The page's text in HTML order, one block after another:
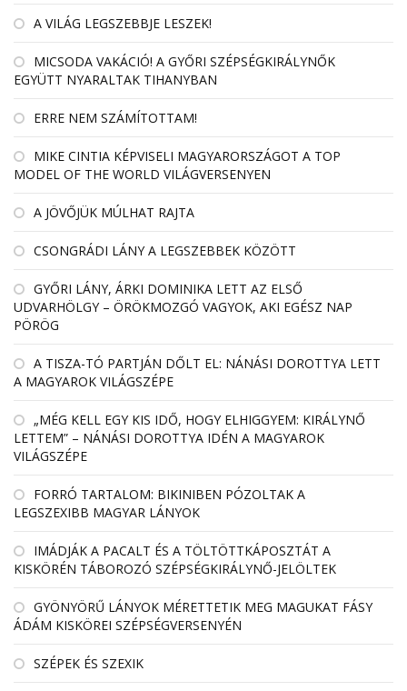
A VILÁG LEGSZEBBJE LESZEK!
MICSODA VAKÁCIÓ! A GYŐRI SZÉPSÉGKIRÁLYNŐK
EGYÜTT NYARALTAK TIHANYBAN
ERRE NEM SZÁMÍTOTTAM!
MIKE CINTIA KÉPVISELI MAGYARORSZÁGOT A TOP
MODEL OF THE WORLD VILÁGVERSENYEN
A JÖVŐJÜK MÚLHAT RAJTA
CSONGRÁDI LÁNY A LEGSZEBBEK KÖZÖTT
GYŐRI LÁNY, ÁRKI DOMINIKA LETT AZ ELSŐ
UDVARHÖLGY – ÖRÖKMOZGÓ VAGYOK, AKI EGÉSZ NAP
PÖRÖG
A TISZA-TÓ PARTJÁN DŐLT EL: NÁNÁSI DOROTTYA LETT
A MAGYAROK VILÁGSZÉPE
„MÉG KELL EGY KIS IDŐ, HOGY ELHIGGYEM: KIRÁLYNŐ
LETTEM” – NÁNÁSI DOROTTYA IDÉN A MAGYAROK
VILÁGSZÉPE
FORRÓ TARTALOM: BIKINIBEN PÓZOLTAK A
LEGSZEXIBB MAGYAR LÁNYOK
IMÁDJÁK A PACALT ÉS A TÖLTÖTTKÁPOSZTÁT A
KISKÖRÉN TÁBOROZÓ SZÉPSÉGKIRÁLYNŐ-JELÖLTEK
GYÖNYÖRŰ LÁNYOK MÉRETTETIK MEG MAGUKAT FÁSY
ÁDÁM KISKÖREI SZÉPSÉGVERSENYÉN
SZÉPEK ÉS SZEXIK